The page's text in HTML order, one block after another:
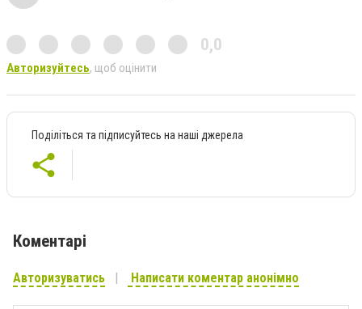
0,0
Авторизуйтесь, щоб оцінити
Поділіться та підписуйтесь на наші джерела
Коментарі
Авторизуватись Написати коментар анонімно